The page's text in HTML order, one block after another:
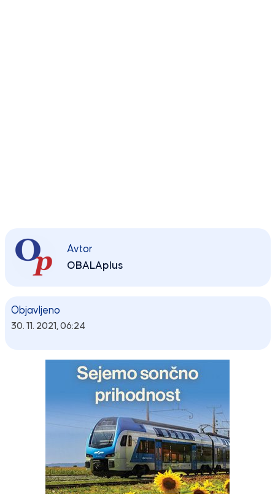
Avtor
OBALAplus
Objavljeno
30. 11. 2021, 06:24